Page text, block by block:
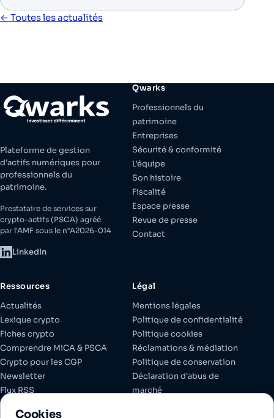
← Toutes les actualités
Plateforme de gestion
d'actifs numériques pour
professionnels du
patrimoine.
Prestataire de services sur
crypto-actifs (PSCA) agréé
par l'AMF sous le n°A2026-014
LinkedIn
Qwarks
Professionnels du
patrimoine
Entreprises
Sécurité & conformité
L'équipe
Son histoire
Fiscalité
Espace presse
Revue de presse
Contact
Ressources
Actualités
Lexique crypto
Fiches crypto
Comprendre MiCA & PSCA
Crypto pour les CGP
Newsletter
Flux RSS
Espace client
Légal
Mentions légales
Politique de confidentialité
Politique cookies
Réclamations & médiation
Politique de conservation
Déclaration d'abus de
marché
Cookies